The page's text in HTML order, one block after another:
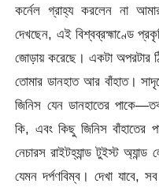
কর্নেল গ্রাহ্য করলেন না
দেখছেন, এই বিশ্বব্রহ্মাণ্ডে
জোড়ায় করেছে। একটা অপরটার
তোমার ডানহাত আর বাঁহাত।
জিনিস যেন ডানহাতের
কি, এবং কিছু জিনিস বাঁহাতের
নেচারস রাইটহ্যান্ড টুইস্ট
যেমন দর্পণবিম্ব। দেখা যাবে,